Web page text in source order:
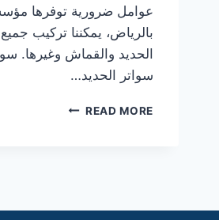
عوامل ضرورية توفرها
بالرياض، يمكننا تركيب جميع
الحديد والقماش وغيرها.
سواتر الحديد…
READ MOREافضل